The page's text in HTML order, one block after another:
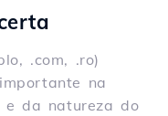
.com, .ro)
na
e da natureza do